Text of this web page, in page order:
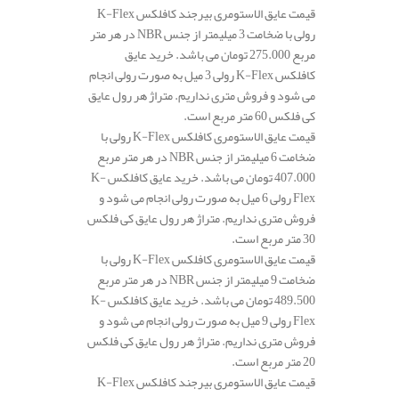
قیمت عایق الاستومری بیرجند کافلکس K-Flex
رولی با ضخامت 3 میلیمتر از جنس NBR در هر متر
مربع 275.000 تومان می باشد. خرید عایق
کافلکس K-Flex رولی 3 میل به صورت رولی انجام
می شود و فروش متری نداریم. متراژ هر رول عایق
کی فلکس 60 متر مربع است.
قیمت عایق الاستومری کافلکس K-Flex رولی با
ضخامت 6 میلیمتر از جنس NBR در هر متر مربع
407.000 تومان می باشد. خرید عایق کافلکس K-
Flex رولی 6 میل به صورت رولی انجام می شود و
فروش متری نداریم. متراژ هر رول عایق کی فلکس
30 متر مربع است.
قیمت عایق الاستومری کافلکس K-Flex رولی با
ضخامت 9 میلیمتر از جنس NBR در هر متر مربع
489.500 تومان می باشد. خرید عایق کافلکس K-
Flex رولی 9 میل به صورت رولی انجام می شود و
فروش متری نداریم. متراژ هر رول عایق کی فلکس
20 متر مربع است.
قیمت عایق الاستومری بیرجند کافلکس K-Flex